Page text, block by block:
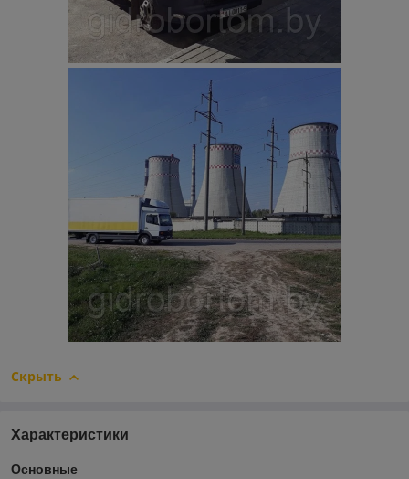
Скрыть
Характеристики
Основные